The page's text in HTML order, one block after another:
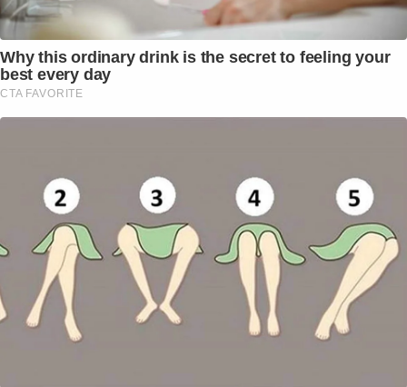
Why this ordinary drink is the secret to feeling your
best every day
CTA FAVORITE